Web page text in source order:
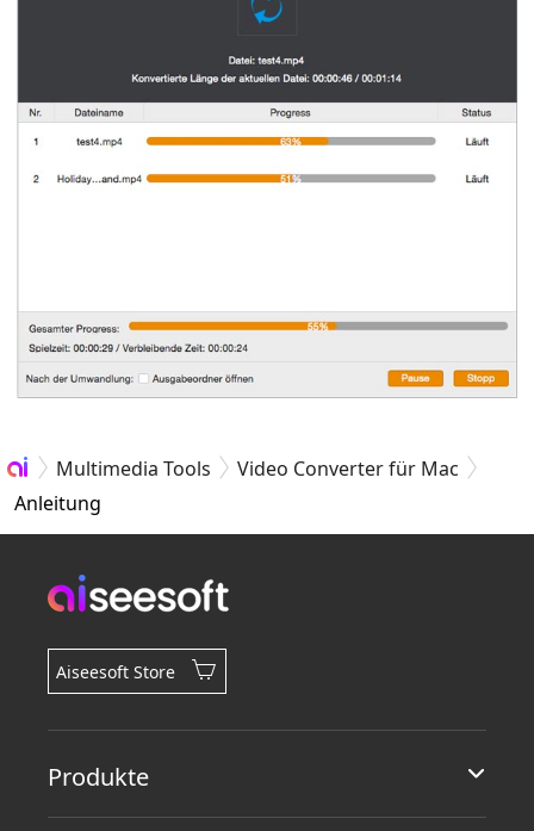
Multimedia Tools
Video Converter für Mac
Anleitung
Aiseesoft Store
Produkte